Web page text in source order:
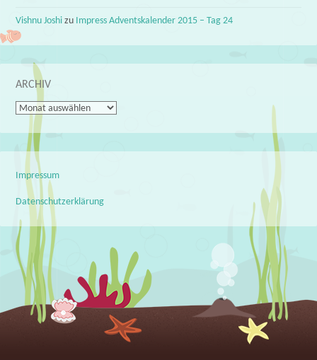
Vishnu Joshi zu Impress Adventskalender 2015 – Tag 24
ARCHIV
Archiv
Impressum
Datenschutzerklärung